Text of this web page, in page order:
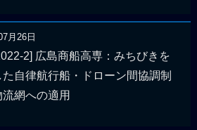
月26日
2] 広島商船高専：みちびきを
自律航行船・ドローン間協調制
網への適用